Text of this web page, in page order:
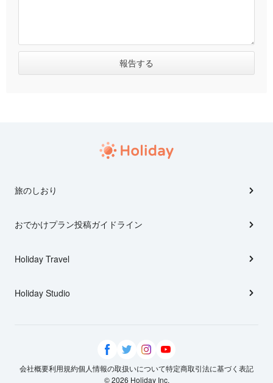
旅のしおり
おでかけプラン投稿ガイドライン
Holiday Travel
Holiday Studio
会社概要利用規約個人情報の取扱いについて特定商取引法に基づく表記
© 2026 Holiday Inc.